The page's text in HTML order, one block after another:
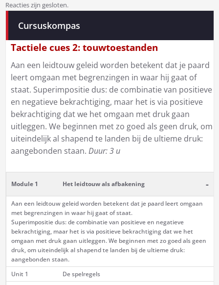
Bericht
navigatie
Reacties zijn gesloten.
Cursuskompas
Tactiele cues 2: touwtoestanden
Aan een leidtouw geleid worden betekent dat je paard
leert omgaan met begrenzingen in waar hij gaat of
staat. Superimpositie dus: de combinatie van positieve
en negatieve bekrachtiging, maar het is via positieve
bekrachtiging dat we het omgaan met druk gaan
uitleggen. We beginnen met zo goed als geen druk, om
uiteindelijk al shapend te landen bij de ultieme druk:
aangebonden staan. Duur: 3 u
Module 1 Het leidtouw als afbakening -
Aan een leidtouw geleid worden betekent dat je paard leert omgaan
met begrenzingen in waar hij gaat of staat.
Superimpositie dus: de combinatie van positieve en negatieve
bekrachtiging, maar het is via positieve bekrachtiging dat we het
omgaan met druk gaan uitleggen. We beginnen met zo goed als geen
druk, om uiteindelijk al shapend te landen bij de ultieme druk:
aangebonden staan.
Unit 1
De spelregels